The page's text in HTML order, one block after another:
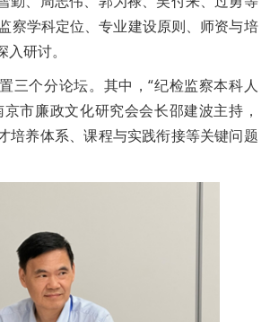
察学科定位、专业建设原则、师资与培
研讨。
三个分论坛。其中，“纪检监察本科人
市廉政文化研究会会长邵建波主持，
培养体系、课程与实践衔接等关键问题